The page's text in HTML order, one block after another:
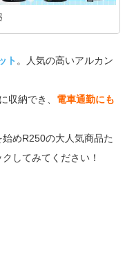
ト 。人気の高いアルカン
収納でき、 電車通勤にも
始めR250の大人気商品た
してみてください！